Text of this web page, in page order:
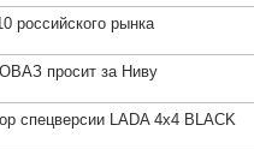
российского рынка
просит за Ниву
спецверсии LADA 4х4 BLACK